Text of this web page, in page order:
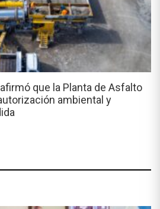
que la Planta de Asfalto
ambiental y